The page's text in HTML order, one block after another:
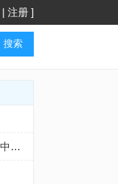
| 注册 ]
搜索
浩瀚化橘红官网|浩瀚化橘红现货交易中心官网|浩瀚订货商城浩瀚化橘红现货交易平台官网|浩瀚化橘红开户|浩瀚化橘红代理政策